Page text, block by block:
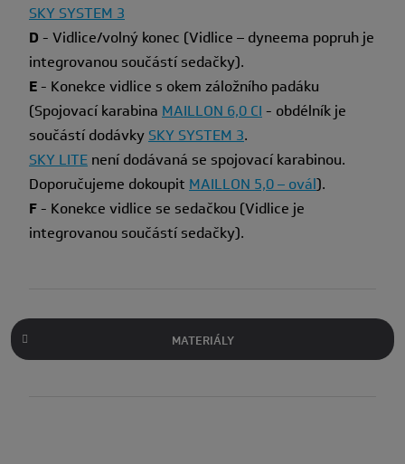
SKY SYSTEM 3
D - Vidlice/volný konec (Vidlice – dyneema popruh je
integrovanou součástí sedačky).
E- Konekce vidlice s okem záložního padáku
(Spojovací karabina MAILLON 6,0 CI - obdélník je
součástí dodávky SKY SYSTEM 3.
SKY LITE není dodávaná se spojovací karabinou.
Doporučujeme dokoupit MAILLON 5,0 – ovál).
F- Konekce vidlice se sedačkou (Vidlice je
integrovanou součástí sedačky).
MATERIÁLY